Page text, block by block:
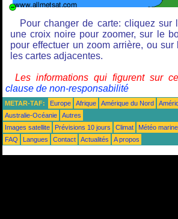
Pour changer de carte: cliquez sur
une croix noire pour zoomer, sur le
pour effectuer un zoom arrière, ou
les cartes adjacentes.
Les informations qui figurent sur
clause de non-responsabilité
METAR-TAF: Europe Afrique Amérique du Nord
Australie-Océanie
Autres
Images satellite
Prévisions 10 jours Climat Météo marine
FAQ
Langues Contact Actualités A propos